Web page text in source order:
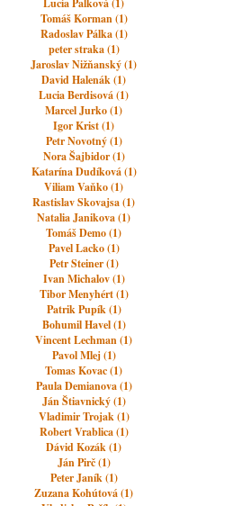
Lucia Palková (1)
Tomáš Korman (1)
Radoslav Pálka (1)
peter straka (1)
Jaroslav Nižňanský (1)
David Halenák (1)
Lucia Berdisová (1)
Marcel Jurko (1)
Igor Krist (1)
Petr Novotný (1)
Nora Šajbidor (1)
Katarína Dudíková (1)
Viliam Vaňko (1)
Rastislav Skovajsa (1)
Natalia Janikova (1)
Tomáš Demo (1)
Pavel Lacko (1)
Petr Steiner (1)
Ivan Michalov (1)
Tibor Menyhért (1)
Patrik Pupík (1)
Bohumil Havel (1)
Vincent Lechman (1)
Pavol Mlej (1)
Tomas Kovac (1)
Paula Demianova (1)
Ján Štiavnický (1)
Vladimir Trojak (1)
Robert Vrablica (1)
Dávid Kozák (1)
Ján Pirč (1)
Peter Janík (1)
Zuzana Kohútová (1)